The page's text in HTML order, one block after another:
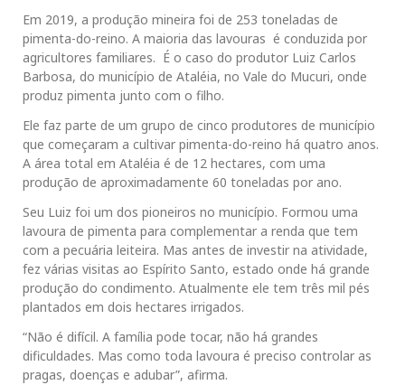
Em 2019, a produção mineira foi de 253 toneladas de
pimenta-do-reino. A maioria das lavouras é conduzida por
agricultores familiares. É o caso do produtor Luiz Carlos
Barbosa, do município de Ataléia, no Vale do Mucuri, onde
produz pimenta junto com o filho.
Ele faz parte de um grupo de cinco produtores de município
que começaram a cultivar pimenta-do-reino há quatro anos.
A área total em Ataléia é de 12 hectares, com uma
produção de aproximadamente 60 toneladas por ano.
Seu Luiz foi um dos pioneiros no município. Formou uma
lavoura de pimenta para complementar a renda que tem
com a pecuária leiteira. Mas antes de investir na atividade,
fez várias visitas ao Espírito Santo, estado onde há grande
produção do condimento. Atualmente ele tem três mil pés
plantados em dois hectares irrigados.
“Não é difícil. A família pode tocar, não há grandes
dificuldades. Mas como toda lavoura é preciso controlar as
pragas, doenças e adubar”, afirma.